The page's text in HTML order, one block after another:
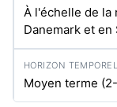
À l'échelle de la
Danemark et en
Moyen terme